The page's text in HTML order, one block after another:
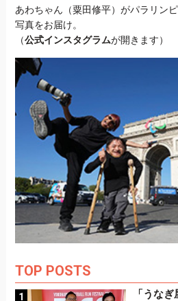
あわちゃん（粟田修平）がパラリン
写真をお届け。
（公式インスタグラムが開きます）
TOP POSTS
「うな